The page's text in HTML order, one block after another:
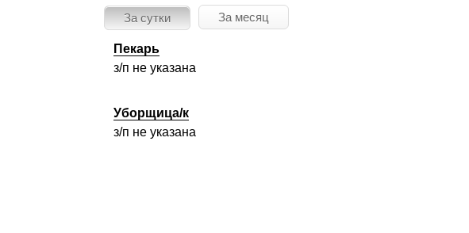
За сутки За месяц
Пекарь
з/п не указана
Уборщица/к
з/п не указана